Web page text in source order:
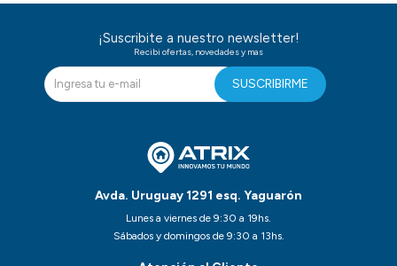
Avda. Uruguay 1291 esq. Yaguarón
Lunes a viernes de 9:30 a 19hs.
Sábados y domingos de 9:30 a 13hs.
¡Suscribite a nuestro newsletter!
Recibi ofertas, novedades y mas
SUSCRIBIRME